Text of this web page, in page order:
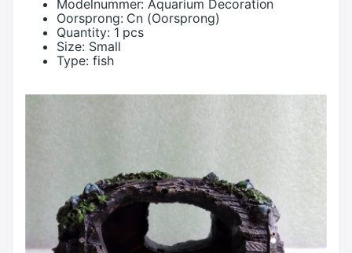
Modelnummer: Aquarium Decoration
Oorsprong: Cn (Oorsprong)
Quantity: 1 pcs
Size: Small
Type: fish